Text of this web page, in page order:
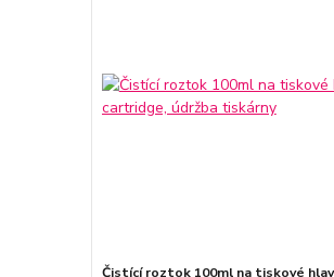
Čistící roztok 100ml na tiskové